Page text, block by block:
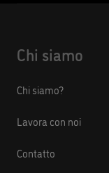
Chi siamo
Chi siamo?
Lavora con noi
Contatto